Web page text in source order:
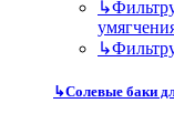
↳
↳
↳Солевые баки